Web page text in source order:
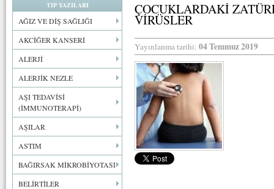
TIP YAZILARI
AĞIZ VE DİŞ SAĞLIĞI
AKCİĞER KANSERİ
ALERJİ
ALERJİK NEZLE
AŞI TEDAVİSİ
(İMMUNOTERAPİ)
AŞILAR
ASTIM
BAĞIRSAK MİKROBİYOTASI
BELİRTİLER
ÇOCUKLARDAKİ
VİRÜSLER
Yayınlanma tarihi: 04 Temmuz 2019